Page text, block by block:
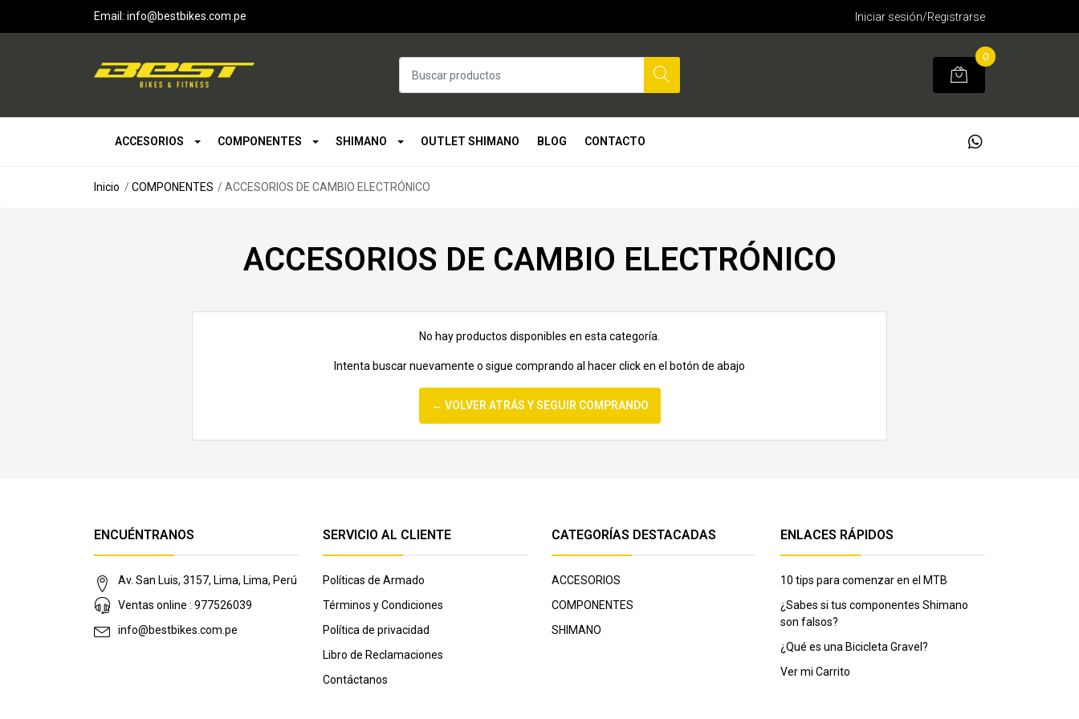
Email: info@bestbikes.com.pe Iniciar sesión/Registrarse
0
ACCESORIOS COMPONENTES SHIMANO OUTLET SHIMANO BLOG CONTACTO
Inicio COMPONENTES ACCESORIOS DE CAMBIO ELECTRÓNICO
ACCESORIOS DE CAMBIO ELECTRÓNICO
No hay productos disponibles en esta categoría.
Intenta buscar nuevamente o sigue comprando al hacer click en el botón de abajo
← VOLVER ATRÁS Y SEGUIR COMPRANDO
ENCUÉNTRANOS
Av. San Luis, 3157, Lima, Lima, Perú
Ventas online : 977526039
info@bestbikes.com.pe
SERVICIO AL CLIENTE
Políticas de Armado
Términos y Condiciones
Política de privacidad
Libro de Reclamaciones
Contáctanos
CATEGORÍAS DESTACADAS
ACCESORIOS
COMPONENTES
SHIMANO
ENLACES RÁPIDOS
10 tips para comenzar en el MTB
¿Sabes si tus componentes Shimano
son falsos?
¿Qué es una Bicicleta Gravel?
Ver mi Carrito